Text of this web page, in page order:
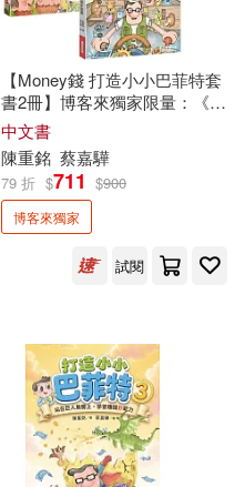
【Money錢 打造小小巴菲特套
書2冊】博客來獨家限量：《打
造小小巴菲特2 養成金錢好習
慣》+《打造小小巴菲特 贏在
起跑點》
中文書
陳重銘 蔡嘉驊
79 折 $711 $900
博客來獨家
試閱